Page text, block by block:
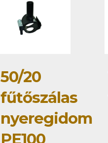
50/20
fűtőszálas
nyeregidom
PE100